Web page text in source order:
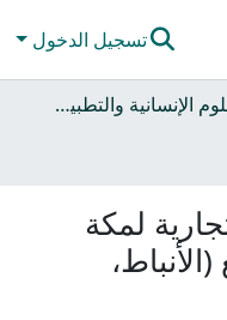
تسجيل الدخول
مجلة العلوم الإنسانية والتطبيقية
لمكة